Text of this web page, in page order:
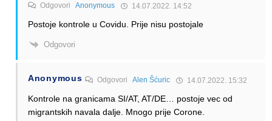
Odgovori Anonymous 14.07.2022. 14:52
Postoje kontrole u Covidu. Prije nisu postojale
Odgovori
Anonymous OdgovoriAlen Šćuric 14.07.2022. 15:32
Kontrole na granicama SI/AT, AT/DE… postoje vec od
migrantskih navala dalje. Mnogo prije Corone.